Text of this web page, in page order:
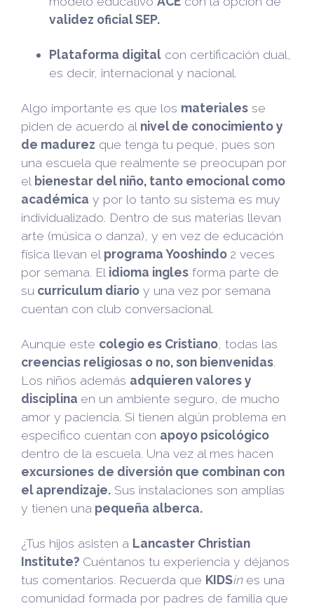
validez oficial SEP.
Plataforma digital con certificación dual,
es decir, internacional y nacional.
Algo importante es que los materiales se
piden de acuerdo al nivel de conocimiento y
de madurez que tenga tu peque, pues son
una escuela que realmente se preocupan por
el bienestar del niño, tanto emocional como
académica y por lo tanto su sistema es muy
individualizado. Dentro de sus materias llevan
arte (música o danza), y en vez de educación
física llevan el programa Yooshindo 2 veces
por semana. El idioma ingles forma parte de
su curriculum diario y una vez por semana
cuentan con club conversacional.
Aunque este colegio es Cristiano , todas las
creencias religiosas o no, son bienvenidas
Los niños además adquieren valores y
disciplina en un ambiente seguro, de mucho
amor y paciencia. Si tienen algún problema en
especifico cuentan con apoyo psicológico
dentro de la escuela. Una vez al mes hacen
excursiones de diversión que combinan con
el aprendizaje. Sus instalaciones son amplias
y tienen una pequeña alberca.
¿Tus hijos asisten a Lancaster Christian
Institute? Cuéntanos tu experiencia y déjanos
tus comentarios. Recuerda que KIDSin es una
comunidad formada por padres de familia que